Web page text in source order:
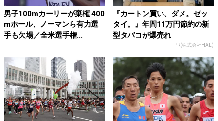
男子100mカーリーが棄権 400
mホール、ノーマンら有力選
手も欠場／全米選手権...
『カートン買い、ダメ。ゼッ
タイ。』年間11万円節約の新
型タバコが爆売れ
PR(株式会社HAL)